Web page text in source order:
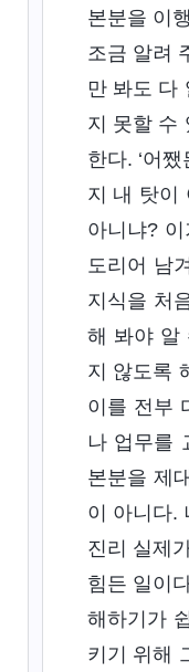
본분을 이
조금 알려
만 봐도 다
지 못할 수
한다. ‘어
지 내 탓이
아니냐?
도리어 남
지식을 처
해 봐야 알
지 않도록
이를 전부
나 업무를
본분을 제
이 아니다.
진리 실제
힘든 일이
해하기가
키기 위해